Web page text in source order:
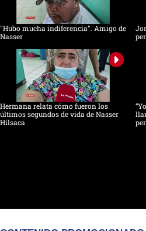
"Hubo mucha indiferencia". Amigo de
Nasser
Hermana relata cómo fueron los
últimos segundos de vida de Nasser
Hilsaca